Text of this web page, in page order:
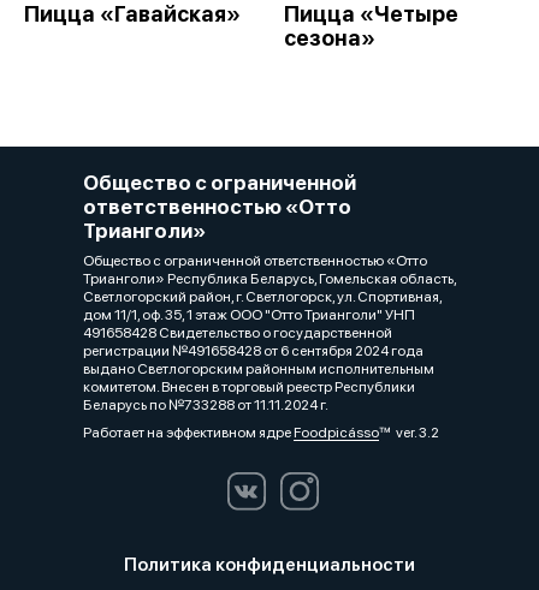
Пицца «Гавайская»
Пицца «Четыре
сезона»
Общество с ограниченной
ответственностью «Отто
Трианголи»
Общество с ограниченной ответственностью «Отто
Трианголи» Республика Беларусь, Гомельская область,
Светлогорский район, г. Светлогорск, ул. Спортивная,
дом 11/1, оф. 35, 1 этаж ООО "Отто Трианголи" УНП
491658428 Свидетельство о государственной
регистрации №491658428 от 6 сентября 2024 года
выдано Светлогорским районным исполнительным
комитетом. Внесен в торговый реестр Республики
Беларусь по №733288 от 11.11.2024 г.
Работает на эффективном ядреFoodpicássover. 3.2
Политика конфиденциальности